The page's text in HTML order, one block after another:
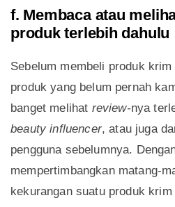
f. Membaca atau
produk terlebih dahulu
Sebelum membeli produk
produk yang belum pernah
banget melihat review-nya
beauty influencer, atau juga
pengguna sebelumnya.
mempertimbangkan matang-
kekurangan suatu produk krim